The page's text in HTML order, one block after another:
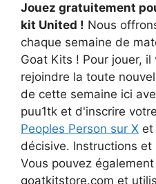
Jouez gratuitement
kit United ! Nous
chaque semaine de
Goat Kits ! Pour jouer,
rejoindre la toute
de cette semaine ici
puu1tk et d'inscrire
Peoples Person sur X et
décisive. Instructions
Vous pouvez
goatkitstore.com et